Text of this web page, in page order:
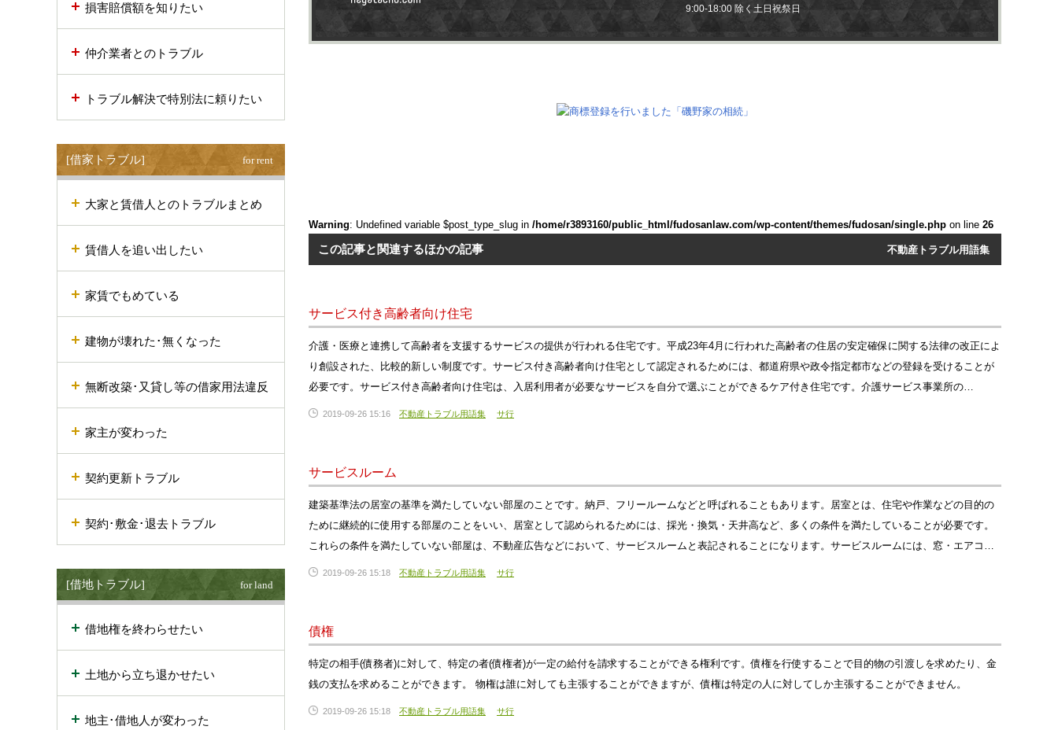
9:00-18:00 除く土日祝祭日
Warning: Undefined variable $post_type_slug in /home/r3893160/public_html/fudosanlaw.com/wp-content/themes/fudosan/single.php on line 26
この記事と関連するほかの記事 不動産トラブル用語集
サービス付き高齢者向け住宅
介護・医療と連携して高齢者を支援するサービスの提供が行われる住宅です。平成23年4月に行われた高齢者の住居の安定確保に関する法律の改正によ
り創設された、比較的新しい制度です。サービス付き高齢者向け住宅として認定されるためには、都道府県や政令指定都市などの登録を受けることが
必要です。サービス付き高齢者向け住宅は、入居利用者が必要なサービスを自分で選ぶことができるケア付き住宅です。介護サービス事業所の…
2019-09-26 15:16 不動産トラブル用語集 サ行
サービスルーム
建築基準法の居室の基準を満たしていない部屋のことです。納戸、フリールームなどと呼ばれることもあります。居室とは、住宅や作業などの目的の
ために継続的に使用する部屋のことをいい、居室として認められるためには、採光・換気・天井高など、多くの条件を満たしていることが必要です。
これらの条件を満たしていない部屋は、不動産広告などにおいて、サービスルームと表記されることになります。サービスルームには、窓・エアコ…
2019-09-26 15:18 不動産トラブル用語集 サ行
債権
特定の相手(債務者)に対して、特定の者(債権者)が一定の給付を請求することができる権利です。債権を行使することで目的物の引渡しを求めたり、金
銭の支払を求めることができます。 物権は誰に対しても主張することができますが、債権は特定の人に対してしか主張することができません。
2019-09-26 15:18 不動産トラブル用語集 サ行
損害賠償額を知りたい
仲介業者とのトラブル
トラブル解決で特別法に頼りたい
[借家トラブル] for rent
大家と賃借人とのトラブルまとめ
賃借人を追い出したい
家賃でもめている
建物が壊れた･無くなった
無断改築･又貸し等の借家用法違反
家主が変わった
契約更新トラブル
契約･敷金･退去トラブル
[借地トラブル] for land
借地権を終わらせたい
土地から立ち退かせたい
地主･借地人が変わった